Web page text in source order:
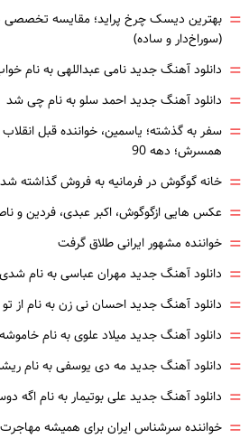
= بهترین دیسک چرخ پراید؛ مقایسه تخصصی
(سوراخ‌دار و ساده)
= دانلود آهنگ جدید نامی عبداللهی به نام
= دانلود آهنگ جدید احمد سلو به نام چی شد
= سفر به گذشته؛ یاسمین، خواننده قبل انقلاب
همسرش؛ دهه 90
= خانه گوگوش در فرمانیه به فروش گذاشته
= عکس هایی ازگوگوش، اکبر عبدی، فردین و
= خواننده مشهور ایرانی طلاق گرفت
= دانلود آهنگ جدید مهران عباسی به نام
= دانلود آهنگ جدید احسان نی زن به نام از
= دانلود آهنگ جدید میلاد علوی به نام
= دانلود آهنگ جدید مه دی یوسفی به نام
= دانلود آهنگ جدید علی بوتیمار به نام اگه
= خواننده سرشناس ایران برای همیشه